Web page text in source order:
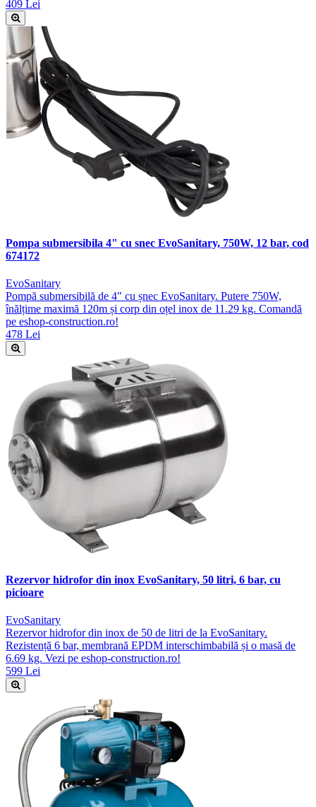
409 Lei
Pompa submersibila 4" cu snec EvoSanitary, 750W, 12 bar, cod
674172
EvoSanitary
Pompă submersibilă de 4" cu șnec EvoSanitary. Putere 750W,
înălțime maximă 120m și corp din oțel inox de 11.29 kg. Comandă
pe eshop-construction.ro!
478 Lei
Rezervor hidrofor din inox EvoSanitary, 50 litri, 6 bar, cu
picioare
EvoSanitary
Rezervor hidrofor din inox de 50 de litri de la EvoSanitary.
Rezistență 6 bar, membrană EPDM interschimbabilă și o masă de
6.69 kg. Vezi pe eshop-construction.ro!
599 Lei